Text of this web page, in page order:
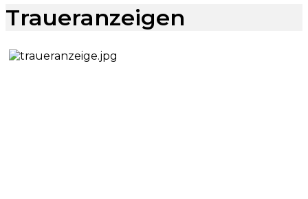
Traueranzeigen